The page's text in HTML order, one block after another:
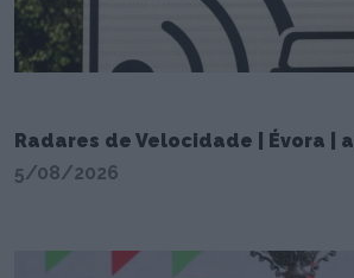
Radares de Velocidade | Évora |
5/08/2026